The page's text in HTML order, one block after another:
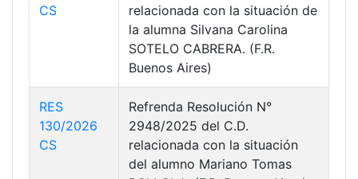
CS
relacionada con la situación de
la alumna Silvana Carolina
SOTELO CABRERA. (F.R.
Buenos Aires)
RES
130/2026
CS
Refrenda Resolución N°
2948/2025 del C.D.
relacionada con la situación
del alumno Mariano Tomas